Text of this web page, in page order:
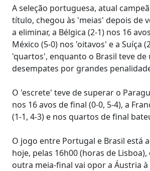
A seleção portuguesa, atual
título, chegou às 'meias' depois de
a eliminar, a Bélgica (2-1) nos 16
México (5-0) nos 'oitavos' e a Suíça
'quartos', enquanto o Brasil teve de
desempates por grandes
O 'escrete' teve de superar o
nos 16 avos de final (0-0, 5-4), a
(1-1, 4-3) e nos quartos de final
O jogo entre Portugal e Brasil está
hoje, pelas 16h00 (horas de Lisboa),
outra meia-final vai opor a Áustria à